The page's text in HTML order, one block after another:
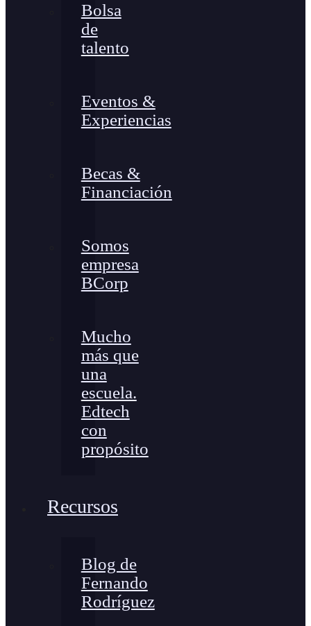
Bolsa
de
talento
Eventos &
Experiencias
Becas &
Financiación
Somos
empresa
BCorp
Mucho
más que
una
escuela.
Edtech
con
propósito
Recursos
Blog de
Fernando
Rodríguez